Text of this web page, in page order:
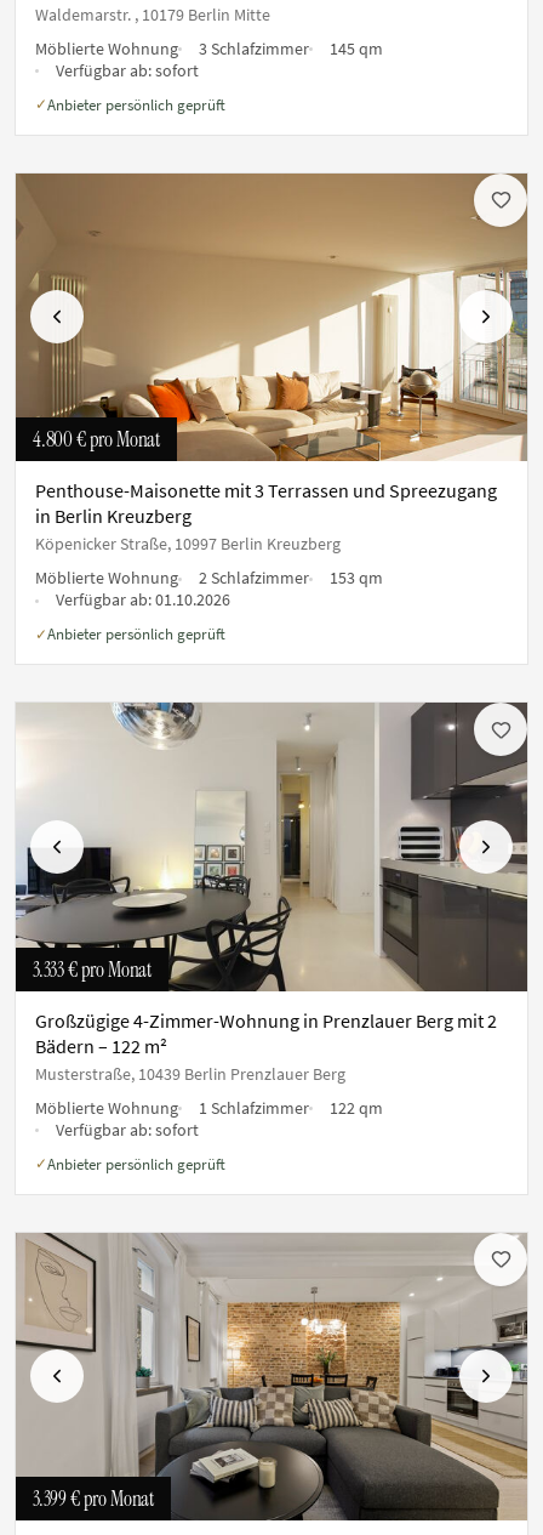
Waldemarstr. , 10179 Berlin Mitte
Möblierte Wohnung
3 Schlafzimmer
145 qm
Verfügbar ab:sofort
✓Anbieter persönlich geprüft
Vorherige Nächste
4.800 €pro Monat
Penthouse-Maisonette mit 3 Terrassen und Spreezugang
in Berlin Kreuzberg
Köpenicker Straße, 10997 Berlin Kreuzberg
Möblierte Wohnung
2 Schlafzimmer
153 qm
Verfügbar ab:01.10.2026
✓Anbieter persönlich geprüft
Vorherige Nächste
3.333 €pro Monat
Großzügige 4-Zimmer-Wohnung in Prenzlauer Berg mit 2
Bädern – 122 m²
Musterstraße, 10439 Berlin Prenzlauer Berg
Möblierte Wohnung
1 Schlafzimmer
122 qm
Verfügbar ab:sofort
✓Anbieter persönlich geprüft
Vorherige Nächste
3.399 €pro Monat